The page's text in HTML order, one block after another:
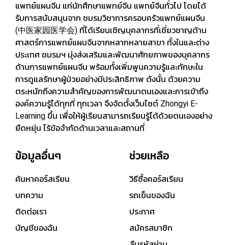
แพทย์แผนจีน แก่นักศึกษาแพทย์จีน แพทย์จีนทั่วไป โดยได้
รับการสนับสนุนจาก ชมรมวิชาการครอบครัวแพทย์แผนจีน
(中医家园医学会) ที่ได้เรียนเชิญบุคลากรที่เชี่ยวชาญด้าน
ศาสตร์การแพทย์แผนจีนจากหลากหลายสาขา ทั้งในและต่าง
ประเทศ ชมรมฯ มุ่งส่งเสริมและพัฒนาศักยภาพของบุคลากร
ด้านการแพทย์แผนจีน พร้อมทั้งเพิ่มพูนความรู้และทักษะใน
การดูแลรักษาผู้ป่วยอย่างมีประสิทธิภาพ ดังนั้น ด้วยความ
ตระหนักถึงความสำคัญของการพัฒนาตนเองและการเข้าถึง
องค์ความรู้ได้ทุกที่ ทุกเวลา จึงจัดตั้งเว็บไซต์ Zhongyi E-
Learning ขึ้น เพื่อให้ผู้เรียนสามารถเรียนรู้ได้ด้วยตนเองอย่าง
ยืดหยุ่น ไร้ข้อจำกัดด้านเวลาและสถานที่
ข้อมูลอื่นๆ
ค้นหาคอร์สเรียน
บทความ
ติดต่อเรา
บัญชีของฉัน
ช่วยเหลือ
วิธีซื้อคอร์สเรียน
รถเข็นของฉัน
ประกาศ
สมัครสมาชิก